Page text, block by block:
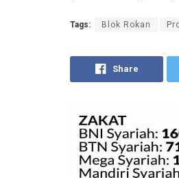
Tags: Blok Rokan
Share